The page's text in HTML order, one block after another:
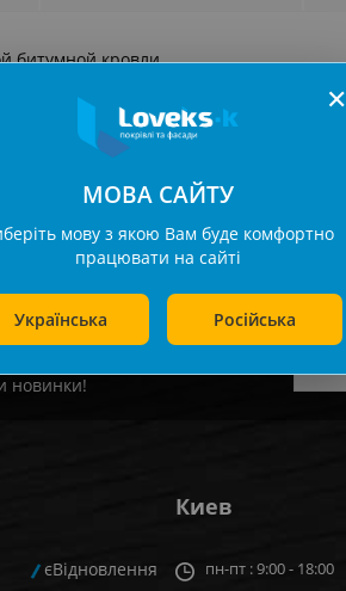
битумной кровли.
новинки!
єВідновлення
Киев
пн-пт : 9:00 - 18:00
✕
МОВА САЙТУ
мову з якою Вам буде комфортно
працювати на сайті
Українська Російська